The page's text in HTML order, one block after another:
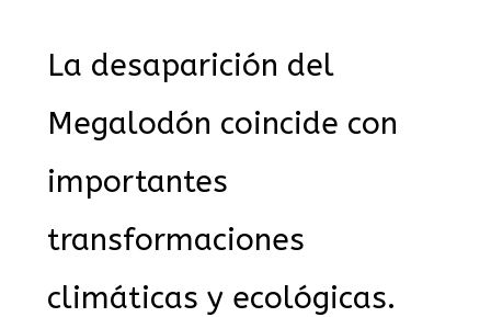
La desaparición del
Megalodón coincide con
importantes
transformaciones
climáticas y ecológicas.